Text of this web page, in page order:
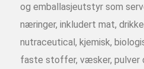
og emballasjeutstyr som
næringer, inkludert mat,
nutraceutical, kjemisk,
faste stoffer, væsker, pulver